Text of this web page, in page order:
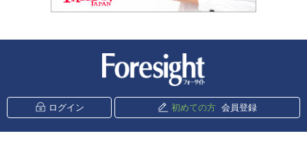
ログイン 初めての方 会員登録